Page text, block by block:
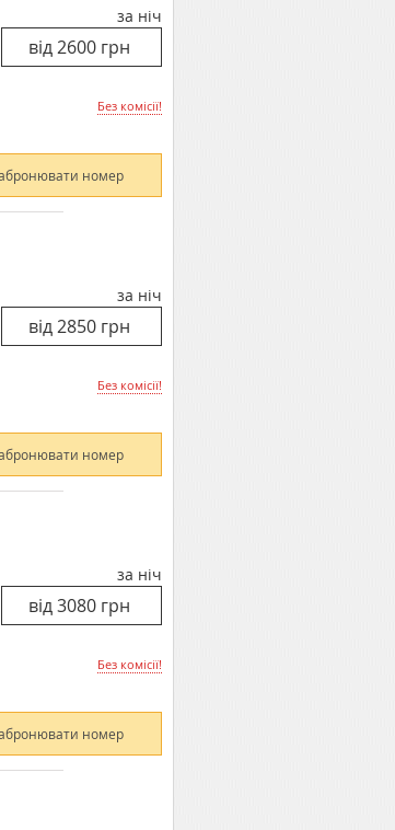
за ніч
Без комісії!
номер
за ніч
Без комісії!
номер
за ніч
Без комісії!
номер